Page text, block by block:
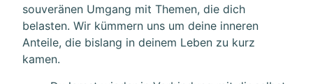
souveränen Umgang mit Themen, die dich
belasten. Wir kümmern uns um deine inneren
Anteile, die bislang in deinem Leben zu kurz
kamen.